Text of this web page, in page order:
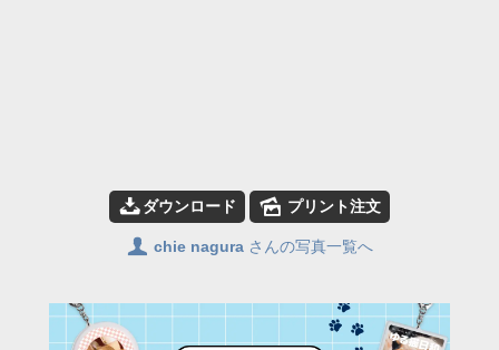
📥ダウンロード 🌄 プリント注文
👤 chie nagura さんの写真一覧へ